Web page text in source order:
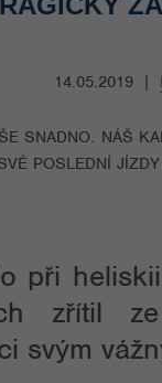
14.05.2019 |
SNADNO. NÁŠ
POSLEDNÍ
při
zřítil
svým